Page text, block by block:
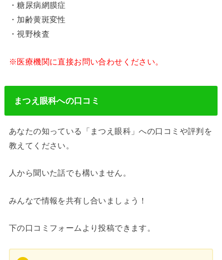
・糖尿病網膜症
・加齢黄斑変性
・視野検査
※医療機関に直接お問い合わせください。
まつえ眼科への口コミ
あなたの知っている「まつえ眼科」への口コミや評判を
教えてください。
人から聞いた話でも構いません。
みんなで情報を共有し合いましょう！
下の口コミフォームより投稿できます。